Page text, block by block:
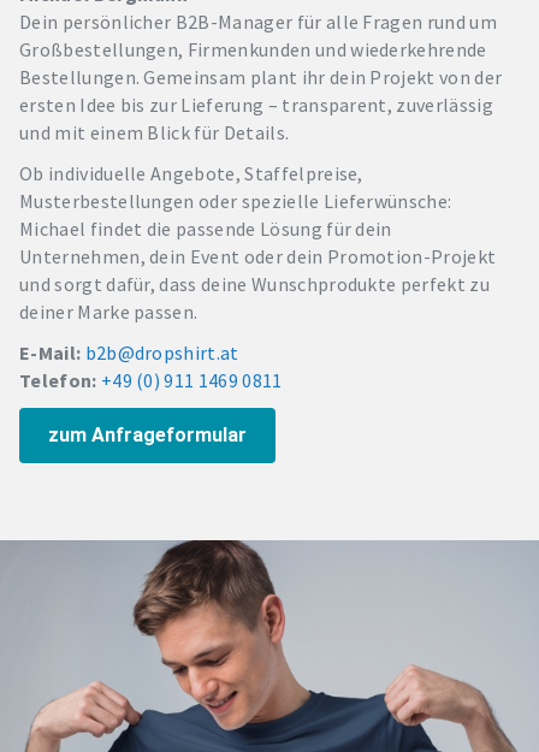
Dein persönlicher B2B-Manager für alle Fragen rund um
Großbestellungen, Firmenkunden und wiederkehrende
Bestellungen. Gemeinsam plant ihr dein Projekt von der
ersten Idee bis zur Lieferung – transparent, zuverlässig
und mit einem Blick für Details.
Ob individuelle Angebote, Staffelpreise,
Musterbestellungen oder spezielle Lieferwünsche:
Michael findet die passende Lösung für dein
Unternehmen, dein Event oder dein Promotion-Projekt
und sorgt dafür, dass deine Wunschprodukte perfekt zu
deiner Marke passen.
E-Mail: b2b@dropshirt.at
Telefon: +49 (0) 911 1469 0811
zum Anfrageformular